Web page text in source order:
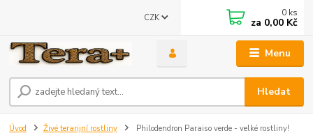
Menu
CZK
Hledat
0 ks
za 0,00 Kč
Úvod Živé terarijní rostliny Philodendron Paraiso verde - velké rostliny!